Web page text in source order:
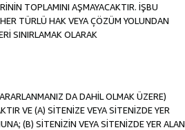
TOPLAMINI AŞMAYACAKTIR. İŞBU
TÜRLÜ HAK VEYA ÇÖZÜM YOLUNDAN
SINIRLAMAK OLARAK
DA DAHİL OLMAK ÜZERE)
VE (A) SİTENİZE VEYA SİTENİZDE YER
(B) SİTENİZİN VEYA SİTENİZDE YER ALAN